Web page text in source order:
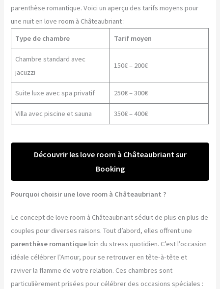
parenthèse romantique. Voici un aperçu des tarifs moyens pour
une nuit en love room à Châteaubriant :
Type de chambre
Tarif moyen
Chambre standard avec
jacuzzi
150€ – 200€
Suite luxe avec spa privatif 250€ – 300€
Villa avec piscine et sauna 350€ – 400€
Découvrir les love room à Châteaubriant sur
Booking
Pourquoi choisir une love room à Châteaubriant ?
Le concept de love room à Châteaubriant séduit de plus en plus de
couples pour diverses raisons. Tout d’abord, elles offrent une
parenthèse romantiqueloin du stress quotidien. C’est l’occasion
idéale célébrer l’Amour, pour se retrouver en tête-à-tête et
raviver la flamme de votre relation. Ces chambres sont
particulièrement prisées pour célébrer des occasions spéciales :